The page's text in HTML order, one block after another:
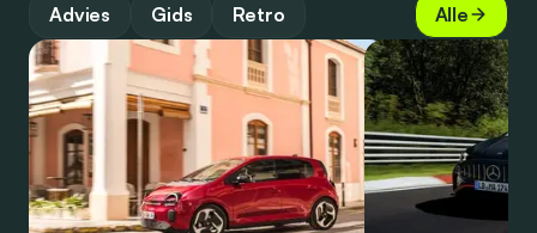
Advies Gids Retro Alle